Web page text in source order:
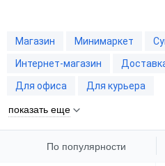
Магазин Минимаркет
Интернет-магазин
Для офиса
Для курьера
показать еще
По популярности
По цене, по убыванию